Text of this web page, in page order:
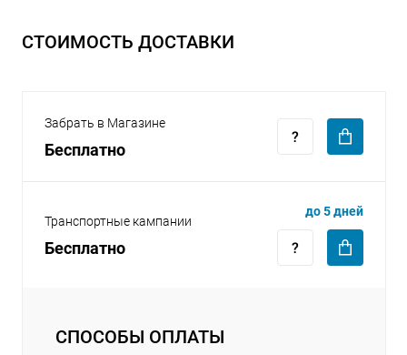
СТОИМОСТЬ ДОСТАВКИ
Забрать в Магазине
Бесплатно
Транспортные кампании
Бесплатно
до 5 дней
СПОСОБЫ ОПЛАТЫ
раз в 2 недели